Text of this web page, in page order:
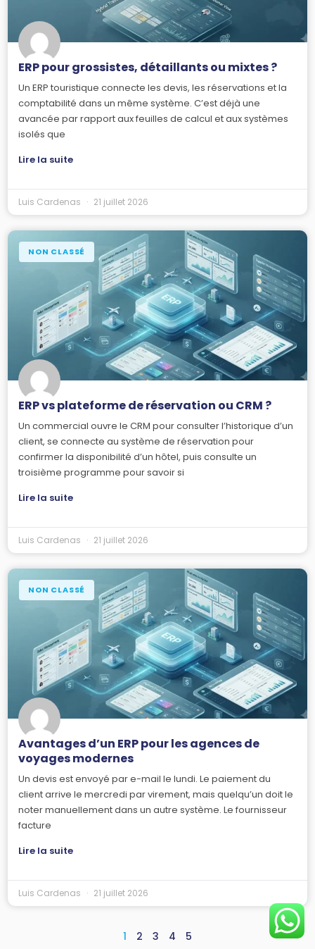
ERP pour grossistes, détaillants ou mixtes ?
Un ERP touristique connecte les devis, les réservations et la
comptabilité dans un même système. C’est déjà une
avancée par rapport aux feuilles de calcul et aux systèmes
isolés que
Lire la suite
Luis Cardenas 21 juillet 2026
NON CLASSÉ
ERP vs plateforme de réservation ou CRM ?
Un commercial ouvre le CRM pour consulter l’historique d’un
client, se connecte au système de réservation pour
confirmer la disponibilité d’un hôtel, puis consulte un
troisième programme pour savoir si
Lire la suite
Luis Cardenas 21 juillet 2026
NON CLASSÉ
Avantages d’un ERP pour les agences de
voyages modernes
Un devis est envoyé par e-mail le lundi. Le paiement du
client arrive le mercredi par virement, mais quelqu’un doit le
noter manuellement dans un autre système. Le fournisseur
facture
Lire la suite
Luis Cardenas 21 juillet 2026
1 2 3 4 5